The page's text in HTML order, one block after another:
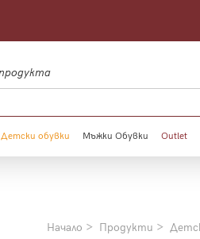
Детски обувки Мъжки Обувки Outlet
Начало Продукти